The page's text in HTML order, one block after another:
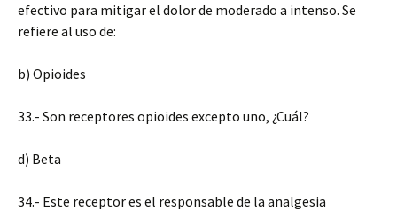
efectivo para mitigar el dolor de moderado a intenso. Se
refiere al uso de:
b) Opioides
33.- Son receptores opioides excepto uno, ¿Cuál?
d) Beta
34.- Este receptor es el responsable de la analgesia